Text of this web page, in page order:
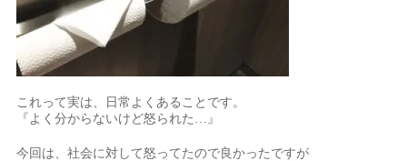
これって実は、日常よくあることです。
『よく分からないけど怒られた…』
今回は、社会に対して怒ってたので良かったですが